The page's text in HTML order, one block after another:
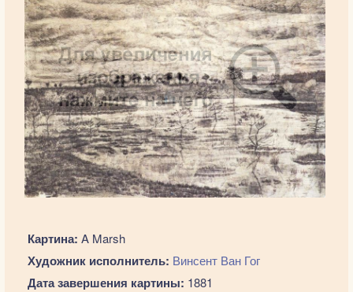
Картина: A Marsh
Художник исполнитель: Винсент Ван Гог
Дата завершения картины: 1881